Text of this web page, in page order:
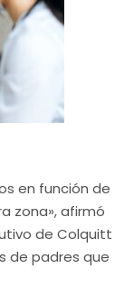
en función de
zona», afirmó
de Colquitt
de padres que